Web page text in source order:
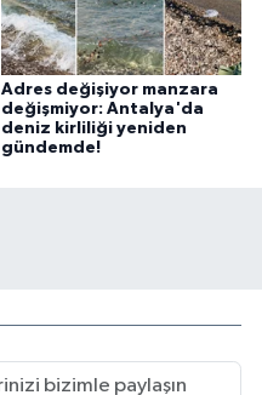
Adres değişiyor manzara
değişmiyor: Antalya'da
deniz kirliliği yeniden
gündemde!